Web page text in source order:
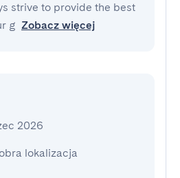
strive to provide the best
g Zobacz więcej
2026
lokalizacja